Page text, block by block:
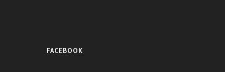
FACEBOOK